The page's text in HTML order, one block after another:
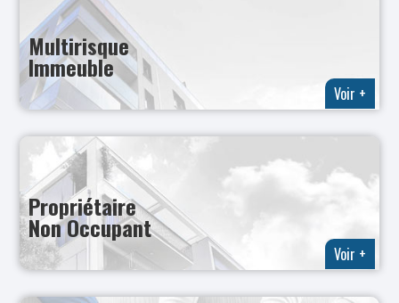
Multirisque
Immeuble
Voir +
Propriétaire
Non Occupant
Voir +